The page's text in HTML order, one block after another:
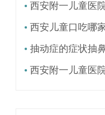
西安附一儿童医
西安儿童口吃哪
抽动症的症状抽
西安附一儿童医